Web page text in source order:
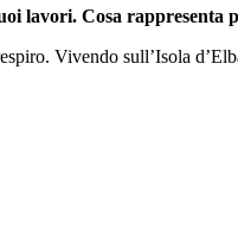
lavori. Cosa rappresenta
Vivendo sull’Isola